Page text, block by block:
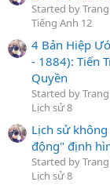
Started by
Tiếng Anh 12
4 Bản Hiệp
- 1884): Tiến
Quyền
Started by
Lịch sử 8
Lịch sử
động" định
Started by
Lịch sử 8